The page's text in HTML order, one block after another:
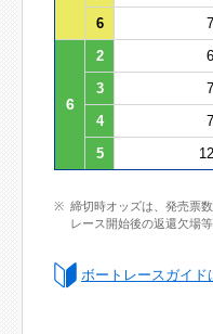
6
6
2
3
4
5
締切時オッズは、発売票
レース開始後の返還欠場
ボートレースガイド